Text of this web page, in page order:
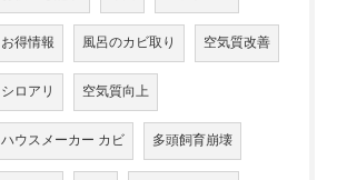
お得情報 風呂のカビ取り 空気質改善
シロアリ 空気質向上
ハウスメーカー カビ 多頭飼育崩壊